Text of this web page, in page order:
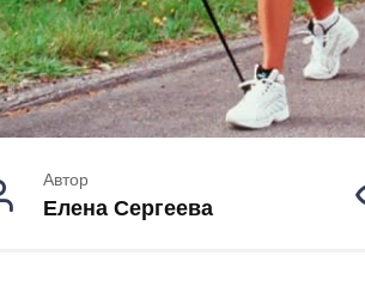
Автор
Елена Сергеева